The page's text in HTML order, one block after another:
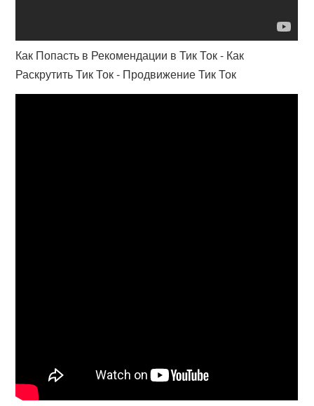
Как Попасть в Рекомендации в Тик Ток - Как
Раскрутить Тик Ток - Продвижение Тик Ток